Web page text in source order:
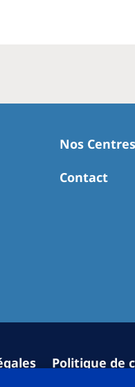
Nos
Contact
Politique de